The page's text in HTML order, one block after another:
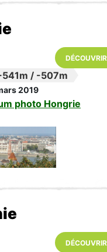
/ -507m
2019
photo Hongrie